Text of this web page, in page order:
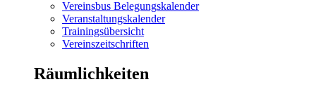
Vereinsbus Belegungskalender
Veranstaltungskalender
Trainingsübersicht
Vereinszeitschriften
Räumlichkeiten